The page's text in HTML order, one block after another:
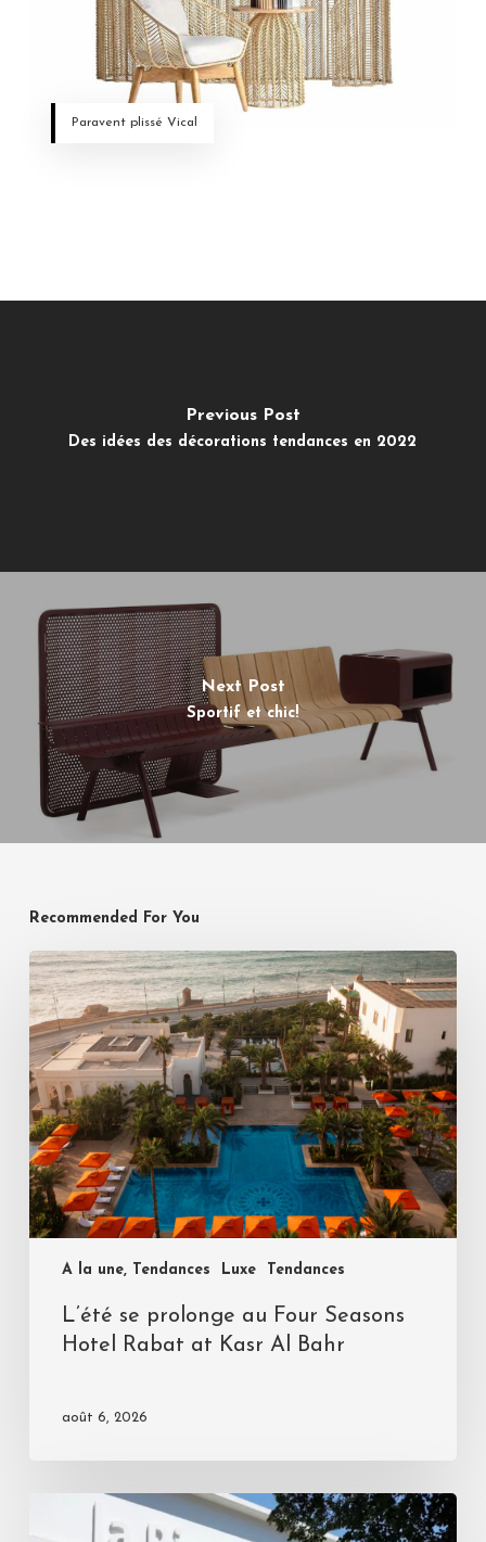
Paravent plissé Vical
Previous Post
Des idées des décorations tendances en 2022
Next Post
Sportif et chic!
Recommended For You
A la une, Tendances Luxe Tendances
L’été se prolonge au Four Seasons
Hotel Rabat at Kasr Al Bahr
août 6, 2026